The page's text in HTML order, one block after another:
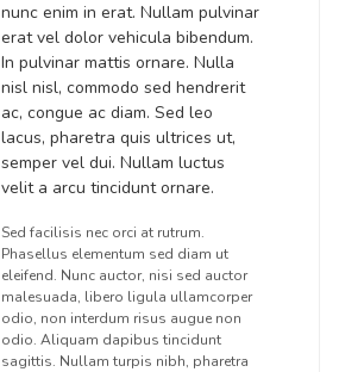
nunc enim in erat. Nullam pulvinar
erat vel dolor vehicula bibendum.
In pulvinar mattis ornare. Nulla
nisl nisl, commodo sed hendrerit
ac, congue ac diam. Sed leo
lacus, pharetra quis ultrices ut,
semper vel dui. Nullam luctus
velit a arcu tincidunt ornare.
Sed facilisis nec orci at rutrum.
Phasellus elementum sed diam ut
eleifend. Nunc auctor, nisi sed auctor
malesuada, libero ligula ullamcorper
odio, non interdum risus augue non
odio. Aliquam dapibus tincidunt
sagittis. Nullam turpis nibh, pharetra